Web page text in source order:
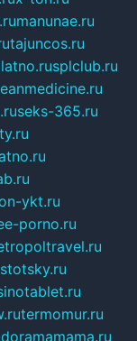
manunae.ru
tajuncos.ru
splclub.ru
seks-365.ru
ykt.ru
porno.ru
termomur.ru
doramamama.ru